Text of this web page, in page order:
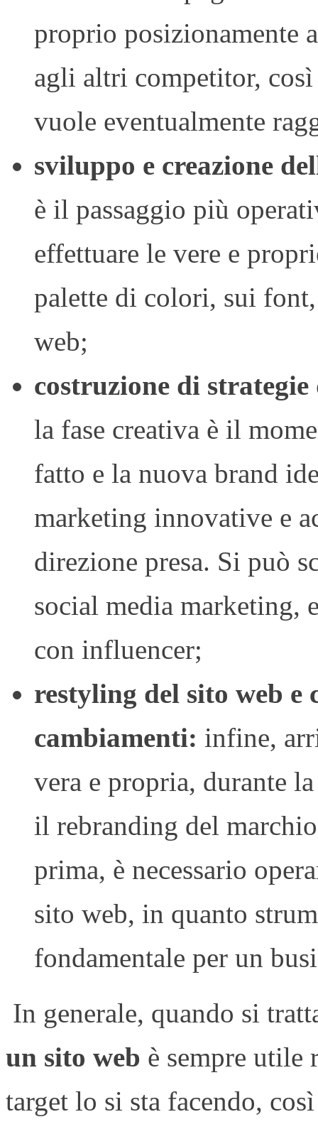
proprio posizionamente
agli altri competitor,
vuole eventualmente
sviluppo e creazione
è il passaggio più
effettuare le vere e
palette di colori, sui
web;
costruzione di
la fase creativa è il
fatto e la nuova brand
marketing innovative e
direzione presa. Si può
social media marketing,
con influencer;
restyling del sito web e
cambiamenti: infine,
vera e propria, durante
il rebranding del
prima, è necessario
sito web, in quanto
fondamentale per un
In generale, quando si
un sito web è sempre utile
target lo si sta facendo,